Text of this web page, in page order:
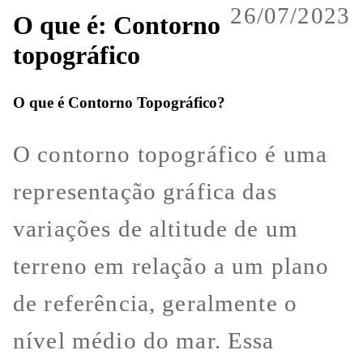
26/07/2023
O que é: Contorno
topográfico
O que é Contorno Topográfico?
O contorno topográfico é uma
representação gráfica das
variações de altitude de um
terreno em relação a um plano
de referência, geralmente o
nível médio do mar. Essa